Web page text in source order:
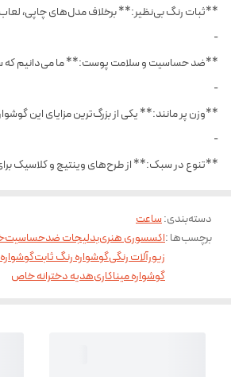
**ثبات رنگ بی‌نظیر:** برخلاف مدل‌های چاپی، لعاب
-
**ضد حساسیت و سلامت پوست:** ما می‌دانیم که
-
**وزن پر مانند:** یکی از بزرگ‌ترین مزایای این
-
**تنوع در سبک:** از طرح‌های وینتیج و کلاسیک
دسته‌بندی:ساعت
برچسب‌ها :اکسسوری هنریبدلیجات ضدحساسیت
زیورآلات رنگیگوشواره رنگ ثابت
گوشواره میناکاریهدیه دخترانه خاص